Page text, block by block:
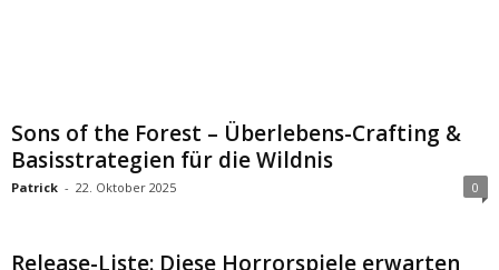
Sons of the Forest – Überlebens-Crafting &
Basisstrategien für die Wildnis
Patrick - 22. Oktober 2025 0
Release-Liste: Diese Horrorspiele erwarten